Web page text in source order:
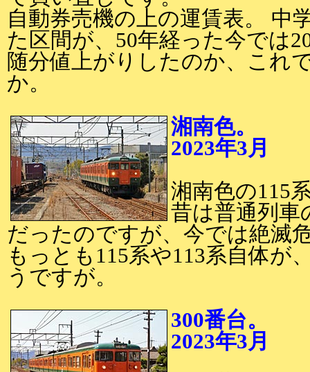
自動券売機の上の運賃表。 中
た区間が、50年経った今では
随分値上がりしたのか、これ
か。
湘南色。
2023年3月
湘南色の115
昔は普通列車
だったのですが、今では絶滅
もっとも115系や113系自体が
うですが。
300番台。
2023年3月